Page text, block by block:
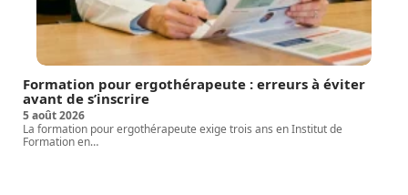
Formation pour ergothérapeute : erreurs à éviter
avant de s’inscrire
5 août 2026
La formation pour ergothérapeute exige trois ans en Institut de
Formation en…